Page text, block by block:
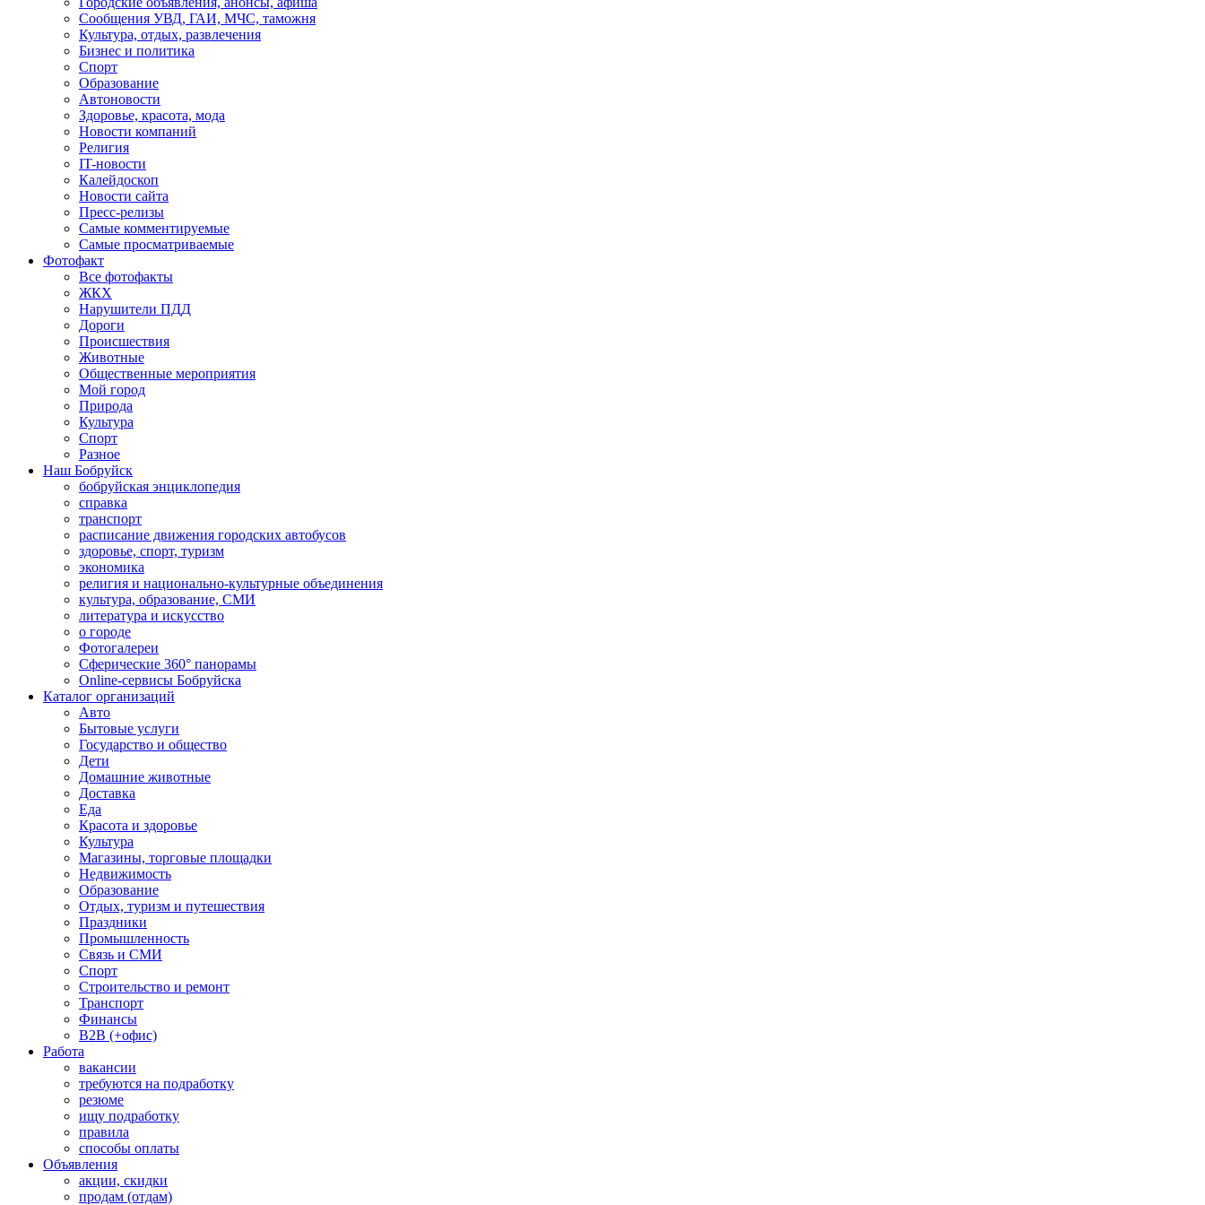
Сообщения УВД, ГАИ, МЧС, таможня
Культура, отдых, развлечения
Бизнес и политика
Спорт
Образование
Автоновости
Здоровье, красота, мода
Новости компаний
Религия
IT-новости
Калейдоскоп
Новости сайта
Пресс-релизы
Самые комментируемые
Самые просматриваемые
Фотофакт
Все фотофакты
ЖКХ
Нарушители ПДД
Дороги
Происшествия
Животные
Общественные мероприятия
Мой город
Природа
Культура
Спорт
Разное
Наш Бобруйск
бобруйская энциклопедия
справка
транспорт
расписание движения городских автобусов
здоровье, спорт, туризм
экономика
религия и национально-культурные объединения
культура, образование, СМИ
литература и искусство
о городе
Фотогалереи
Сферические 360° панорамы
Online-сервисы Бобруйска
Каталог организаций
Авто
Бытовые услуги
Государство и общество
Дети
Домашние животные
Доставка
Еда
Красота и здоровье
Культура
Магазины, торговые площадки
Недвижимость
Образование
Отдых, туризм и путешествия
Праздники
Промышленность
Связь и СМИ
Спорт
Строительство и ремонт
Транспорт
Финансы
B2B (+офис)
Работа
вакансии
требуются на подработку
резюме
ищу подработку
правила
способы оплаты
Объявления
акции, скидки
продам (отдам)